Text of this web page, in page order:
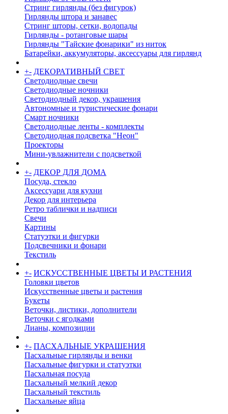
Стринг гирлянды (без фигурок)
Гирлянды штора и занавес
Стринг шторы, сетки, водопады
Гирлянды - ротанговые шары
Гирлянды "Тайские фонарики" из ниток
Батарейки, аккумуляторы, аксессуары для гирлянд
+- ДЕКОРАТИВНЫЙ СВЕТ
Светодиодные свечи
Светодиодные ночники
Светодиодный декор, украшения
Автономные и туристические фонари
Смарт ночники
Светодиодные ленты - комплекты
Светодиодная подсветка "Неон"
Проекторы
Мини-увлажнители с подсветкой
+- ДЕКОР ДЛЯ ДОМА
Посуда, стекло
Аксессуари для кухни
Декор для интерьера
Ретро таблички и надписи
Свечи
Картины
Статуэтки и фигурки
Подсвечники и фонари
Текстиль
+- ИСКУССТВЕННЫЕ ЦВЕТЫ И РАСТЕНИЯ
Головки цветов
Искусственные цветы и растения
Букеты
Веточки, листики, дополнители
Веточки с ягодками
Лианы, композиции
+- ПАСХАЛЬНЫЕ УКРАШЕНИЯ
Пасхальные гирлянды и венки
Пасхальные фигурки и статуэтки
Пасхальная посуда
Пасхальный мелкий декор
Пасхальный текстиль
Пасхальные яйца